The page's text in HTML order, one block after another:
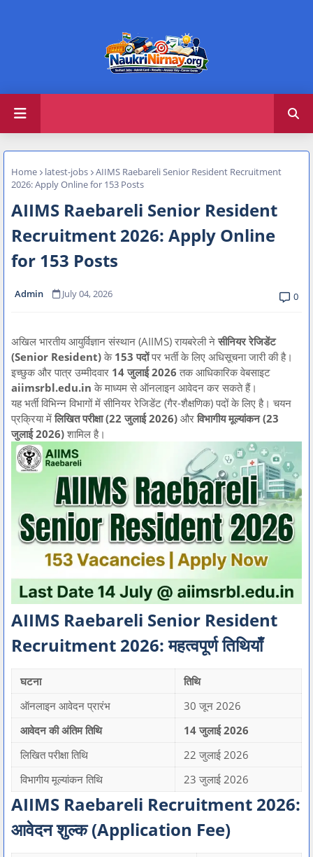
Home latest-jobs
AIIMS Raebareli Senior Resident Recruitment
2026: Apply Online for 153 Posts
AIIMS Raebareli Senior Resident
Recruitment 2026: Apply Online
for 153 Posts
Admin July 04, 2026 0
अखिल भारतीय आयुर्विज्ञान संस्थान (AIIMS) रायबरेली ने सीनियर रेजिडेंट
(Senior Resident) के 153 पदोंपर भर्ती के लिए अधिसूचना जारी की है।
इच्छुक और पात्र उम्मीदवार 14 जुलाई 2026 तक आधिकारिक वेबसाइट
aiimsrbl.edu.in के माध्यम से ऑनलाइन आवेदन कर सकते हैं।
यह भर्ती विभिन्न विभागों में सीनियर रेजिडेंट (गैर-शैक्षणिक) पदों के लिए है। चयन
प्रक्रिया में लिखित परीक्षा (22 जुलाई 2026) और विभागीय मूल्यांकन (23
जुलाई 2026) शामिल है।
AIIMS Raebareli Senior Resident
Recruitment 2026: महत्वपूर्ण तिथियाँ
घटना
तिथि
ऑनलाइन आवेदन प्रारंभ
30 जून 2026
आवेदन की अंतिम तिथि
14 जुलाई 2026
लिखित परीक्षा तिथि
22 जुलाई 2026
विभागीय मूल्यांकन तिथि
23 जुलाई 2026
AIIMS Raebareli Recruitment 2026:
आवेदन शुल्क (Application Fee)